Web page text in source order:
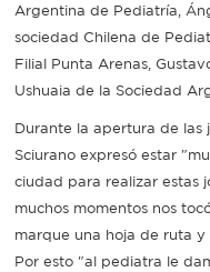
Argentina de Pediatría,
sociedad Chilena de
Filial Punta Arenas,
Ushuaia de la Sociedad
Durante la apertura de las
Sciurano expresó estar
ciudad para realizar estas
muchos momentos nos
marque una hoja de ruta y
Por esto "al pediatra le